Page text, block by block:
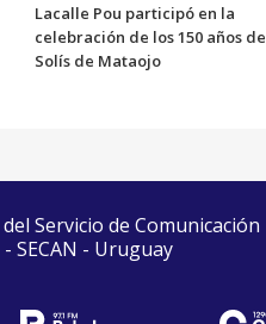
Lacalle Pou participó en la
celebración de los 150 años de
Solís de Mataojo
Servicio de Comunicación
SECAN - Uruguay